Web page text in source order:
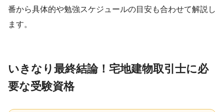
番から具体的や勉強スケジュールの目安も合わせて解説し
ます。
いきなり最終結論！宅地建物取引士に必
要な受験資格